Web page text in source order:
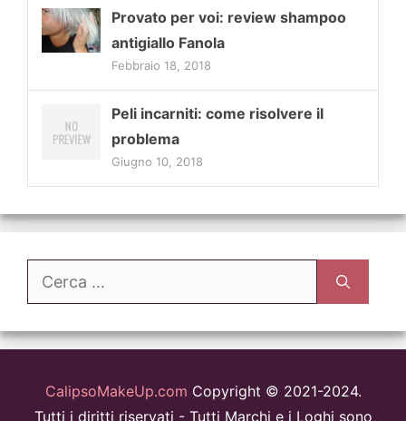
Provato per voi: review shampoo
antigiallo Fanola
Febbraio 18, 2018
Peli incarniti: come risolvere il
problema
Giugno 10, 2018
Ricerca
CalipsoMakeUp.com Copyright © 2021-2024.
Tutti i diritti riservati - Tutti Marchi e i Loghi sono